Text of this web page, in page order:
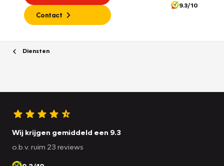
Contact
9.3/10
Diensten
Wij krijgen gemiddeld een 9.3
o.b.v. ruim 23 reviews